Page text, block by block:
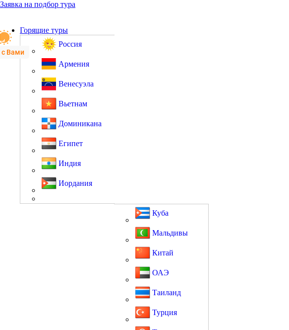
Заявка на подбор тура
с Вами
Горящие туры
Россия
Армения
Венесуэла
Вьетнам
Доминикана
Египет
Индия
Иордания
Куба
Мальдивы
Китай
ОАЭ
Таиланд
Турция